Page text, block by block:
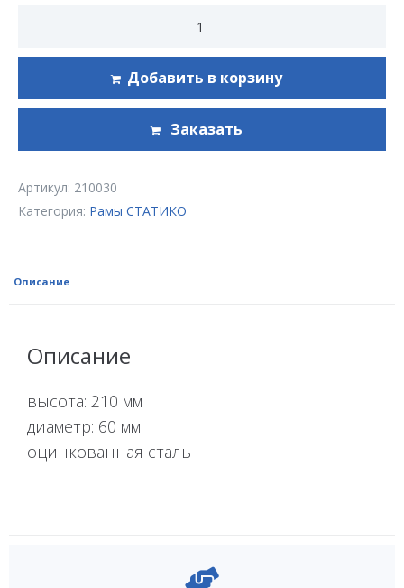
Добавить в корзину
Заказать
Артикул: 210030
Категория: Рамы СТАТИКО
Описание
Описание
высота: 210 мм
диаметр: 60 мм
оцинкованная сталь